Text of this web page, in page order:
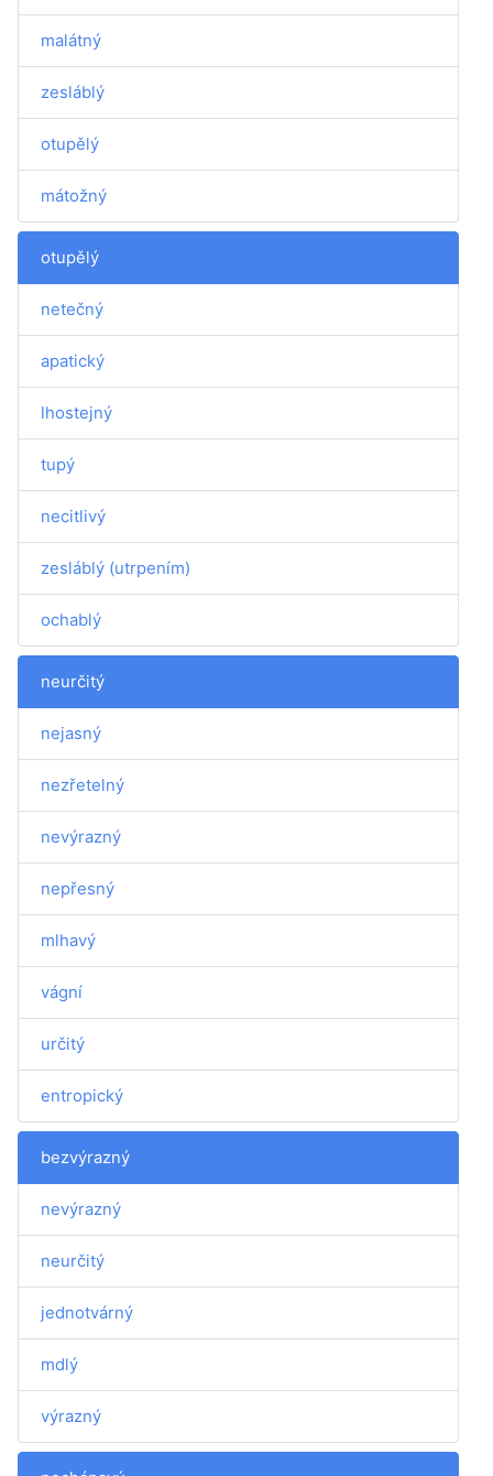
malátný
zesláblý
otupělý
mátožný
otupělý
netečný
apatický
lhostejný
tupý
necitlivý
zesláblý (utrpením)
ochablý
neurčitý
nejasný
nezřetelný
nevýrazný
nepřesný
mlhavý
vágní
určitý
entropický
bezvýrazný
nevýrazný
neurčitý
jednotvárný
mdlý
výrazný